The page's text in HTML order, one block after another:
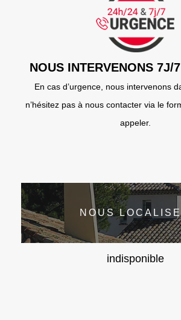
NOUS INTERVENONS 7J/
En cas d’urgence, nous intervenons
n’hésitez pas à nous contacter via le
appeler.
NOUS
indisponible